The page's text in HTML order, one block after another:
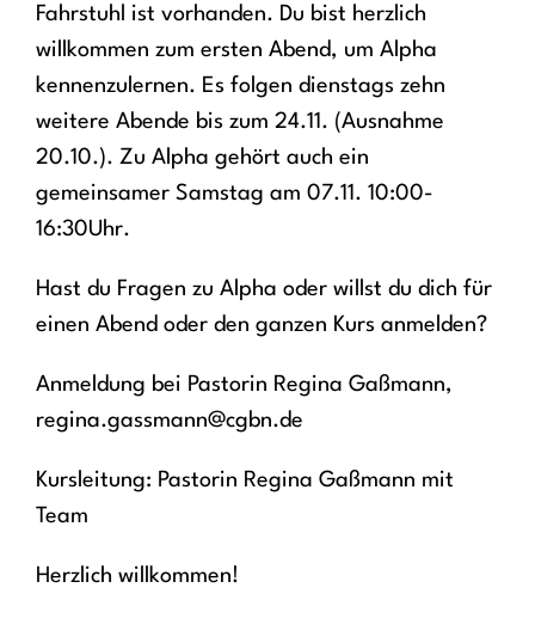
Fahrstuhl ist vorhanden. Du bist herzlich
willkommen zum ersten Abend, um Alpha
kennenzulernen. Es folgen dienstags zehn
weitere Abende bis zum 24.11. (Ausnahme
20.10.). Zu Alpha gehört auch ein
gemeinsamer Samstag am 07.11. 10:00-
16:30Uhr.
Hast du Fragen zu Alpha oder willst du dich für
einen Abend oder den ganzen Kurs anmelden?
Anmeldung bei Pastorin Regina Gaßmann,
regina.gassmann@cgbn.de
Kursleitung: Pastorin Regina Gaßmann mit
Team
Herzlich willkommen!